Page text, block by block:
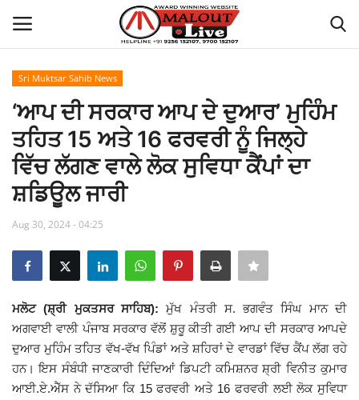
Home
About Us
How to Reach Malout
Privacy Policy
Malout News
History of Malout
Giddarbaha
Sri Muktsar Sahib News
‘ਆਪ ਦੀ ਸਰਕਾਰ ਆਪ ਦੇ ਦੁਆਰ’ ਮੁਹਿੰਮ
ਤਹਿਤ 15 ਅਤੇ 16 ਫਰਵਰੀ ਨੂੰ ਜਿਲ੍ਹੇ
ਵਿੱਚ ਲੱਗਣ ਵਾਲੇ ਲੋਕ ਸੁਵਿਧਾ ਕੈਂਪਾਂ ਦਾ
ਸ਼ਡਿਊਲ ਜਾਰੀ
Aug 30, 2024 - 04:25
ਮਲੋਟ (ਸ਼੍ਰੀ ਮੁਕਤਸਰ ਸਾਹਿਬ): ਮੁੱਖ ਮੰਤਰੀ ਸ. ਭਗਵੰਤ ਸਿੰਘ ਮਾਨ ਦੀ
ਅਗਵਾਈ ਵਾਲੀ ਪੰਜਾਬ ਸਰਕਾਰ ਵੱਲੋਂ ਸ਼ੁਰੂ ਕੀਤੀ ਗਈ ਆਪ ਦੀ ਸਰਕਾਰ ਆਪਦੇ
ਦੁਆਰ ਮੁਹਿੰਮ ਤਹਿਤ ਵੱਖ-ਵੱਖ ਪਿੰਡਾਂ ਅਤੇ ਸ਼ਹਿਰਾਂ ਦੇ ਵਾਰਡਾਂ ਵਿੱਚ ਕੈਂਪ ਲੱਗ ਰਹੇ
ਹਨ। ਇਸ ਸੰਬੰਧੀ ਜਾਣਕਾਰੀ ਦਿੰਦਿਆਂ ਡਿਪਟੀ ਕਮਿਸ਼ਨਰ ਸ਼੍ਰੀ ਵਿਨੀਤ ਕੁਮਾਰ
ਆਈ.ਏ.ਐੱਸ ਨੇ ਦੱਸਿਆ ਕਿ 15 ਫਰਵਰੀ ਅਤੇ 16 ਫਰਵਰੀ ਲਈ ਲੋਕ ਸੁਵਿਧਾ